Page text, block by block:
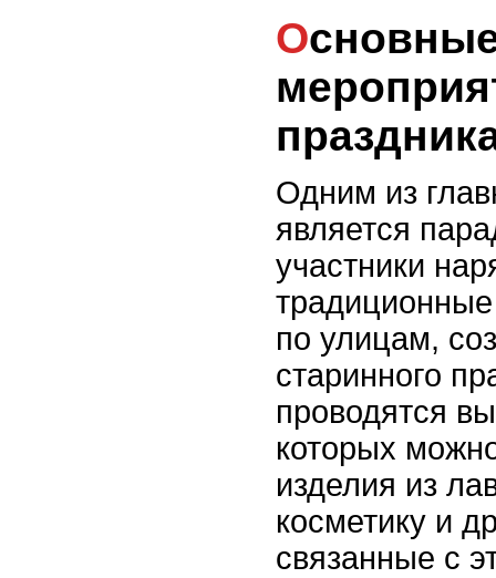
Основные события и
Одним из
является
участники
по улицам,
старинного
проводятся
которых
изделия из
косметику и
связанные с